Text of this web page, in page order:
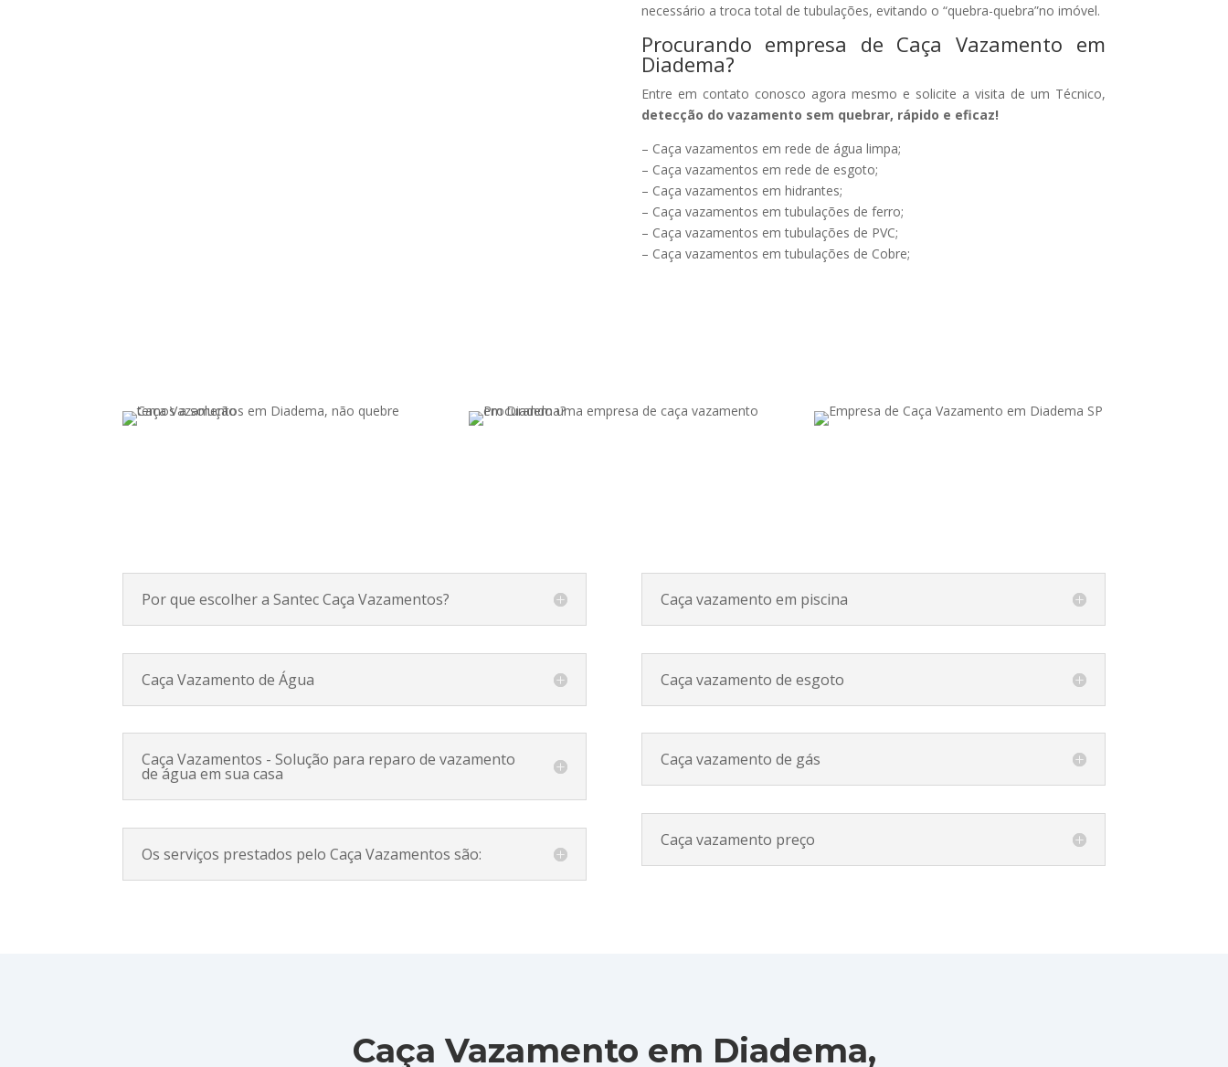
necessário a troca total de tubulações, evitando o “quebra-quebra”no imóvel.
Procurando empresa de Caça Vazamento em
Diadema?
Entre em contato conosco agora mesmo e solicite a visita de um Técnico,
detecção do vazamento sem quebrar, rápido e eficaz!
– Caça vazamentos em rede de água limpa;
– Caça vazamentos em rede de esgoto;
– Caça vazamentos em hidrantes;
– Caça vazamentos em tubulações de ferro;
– Caça vazamentos em tubulações de PVC;
– Caça vazamentos em tubulações de Cobre;
Por que escolher a Santec Caça Vazamentos?
Caça Vazamento de Água
Caça Vazamentos - Solução para reparo de vazamento
de água em sua casa
Os serviços prestados pelo Caça Vazamentos são:
Caça vazamento em piscina
Caça vazamento de esgoto
Caça vazamento de gás
Caça vazamento preço
Caça Vazamento em Diadema,